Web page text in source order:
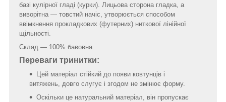
базі кулірної гладі (курки). Лицьова сторона гладка, а
виворітна — товстий начіс, утворюється способом
ввімкнення прокладкових (футерних) ниткової лінійної
щільності.
Склад — 100% бавовна
Переваги тринитки:
Цей матеріал стійкий до появи ковтунців і
витяжень, довго слугує і згодом не змінює форму.
Оскільки це натуральний матеріал, він пропускає